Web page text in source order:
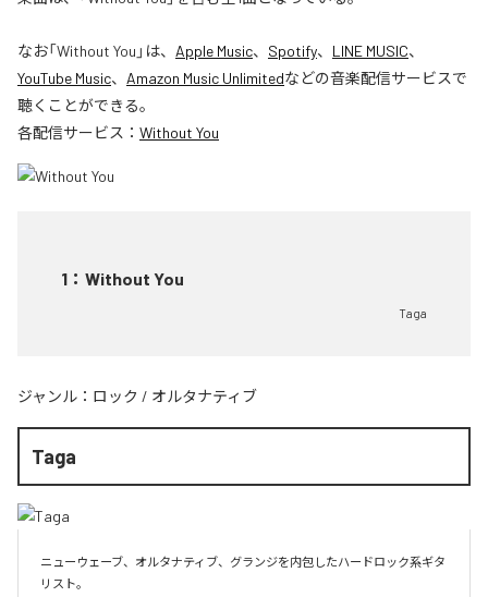
なお「Without You 」は、 Apple Music、 Spotify、 LINE MUSIC、
YouTube Music、 Amazon Music Unlimitedなどの音楽配信サービスで
聴くことができる。
各配信サービス： Without You
1 ： Without You
Taga
ジャンル： ロック / オルタナティブ
Taga
ニューウェーブ、オルタナティブ、グランジを内包したハードロック系ギタ
リスト。